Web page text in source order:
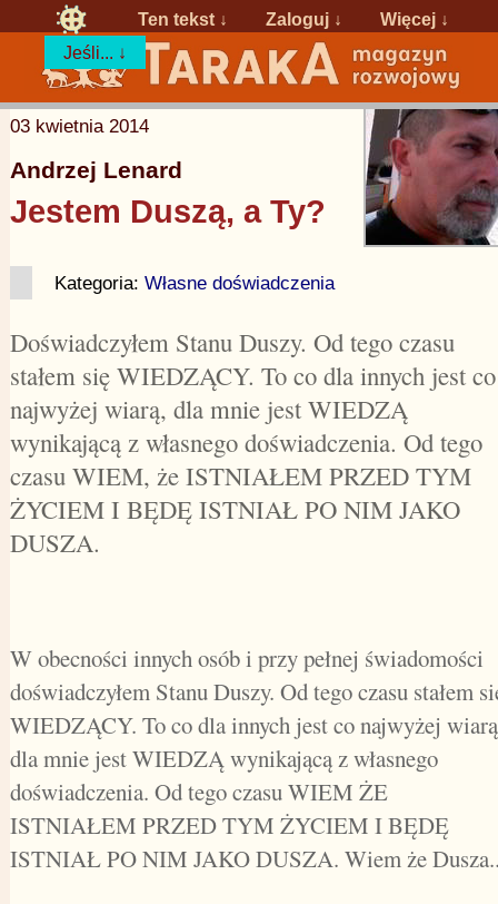
Ten tekst ↓ Zaloguj ↓
Więcej ↓
Jeśli... ↓
03 kwietnia 2014
Andrzej Lenard
Jestem Duszą, a Ty?
Kategoria: Własne doświadczenia
Doświadczyłem Stanu Duszy. Od tego czasu
stałem się WIEDZĄCY. To co dla innych jest co
najwyżej wiarą, dla mnie jest WIEDZĄ
wynikającą z własnego doświadczenia. Od tego
czasu WIEM, że ISTNIAŁEM PRZED TYM
ŻYCIEM I BĘDĘ ISTNIAŁ PO NIM JAKO
DUSZA.
W obecności innych osób i przy pełnej świadomości
doświadczyłem Stanu Duszy. Od tego czasu stałem
WIEDZĄCY. To co dla innych jest co najwyżej
dla mnie jest WIEDZĄ wynikającą z własnego
doświadczenia. Od tego czasu WIEM ŻE
ISTNIAŁEM PRZED TYM ŻYCIEM I BĘDĘ
ISTNIAŁ PO NIM JAKO DUSZA. Wiem że